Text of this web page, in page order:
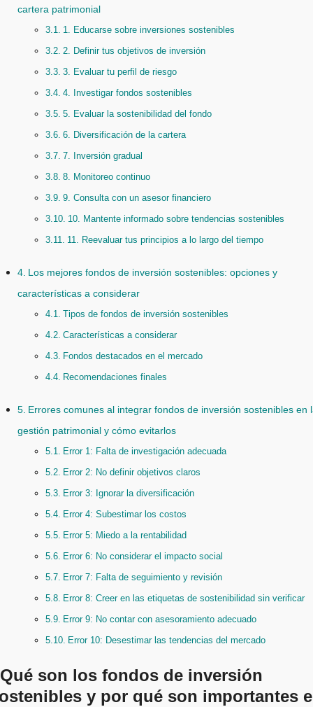
cartera patrimonial
1. Educarse sobre inversiones sostenibles
2. Definir tus objetivos de inversión
3. Evaluar tu perfil de riesgo
4. Investigar fondos sostenibles
5. Evaluar la sostenibilidad del fondo
6. Diversificación de la cartera
7. Inversión gradual
8. Monitoreo continuo
9. Consulta con un asesor financiero
10. Mantente informado sobre tendencias sostenibles
11. Reevaluar tus principios a lo largo del tiempo
Los mejores fondos de inversión sostenibles: opciones y
características a considerar
Tipos de fondos de inversión sostenibles
Características a considerar
Fondos destacados en el mercado
Recomendaciones finales
Errores comunes al integrar fondos de inversión sostenibles en
gestión patrimonial y cómo evitarlos
Error 1: Falta de investigación adecuada
Error 2: No definir objetivos claros
Error 3: Ignorar la diversificación
Error 4: Subestimar los costos
Error 5: Miedo a la rentabilidad
Error 6: No considerar el impacto social
Error 7: Falta de seguimiento y revisión
Error 8: Creer en las etiquetas de sostenibilidad sin verificar
Error 9: No contar con asesoramiento adecuado
Error 10: Desestimar las tendencias del mercado
son los fondos de inversión
y por qué son importantes